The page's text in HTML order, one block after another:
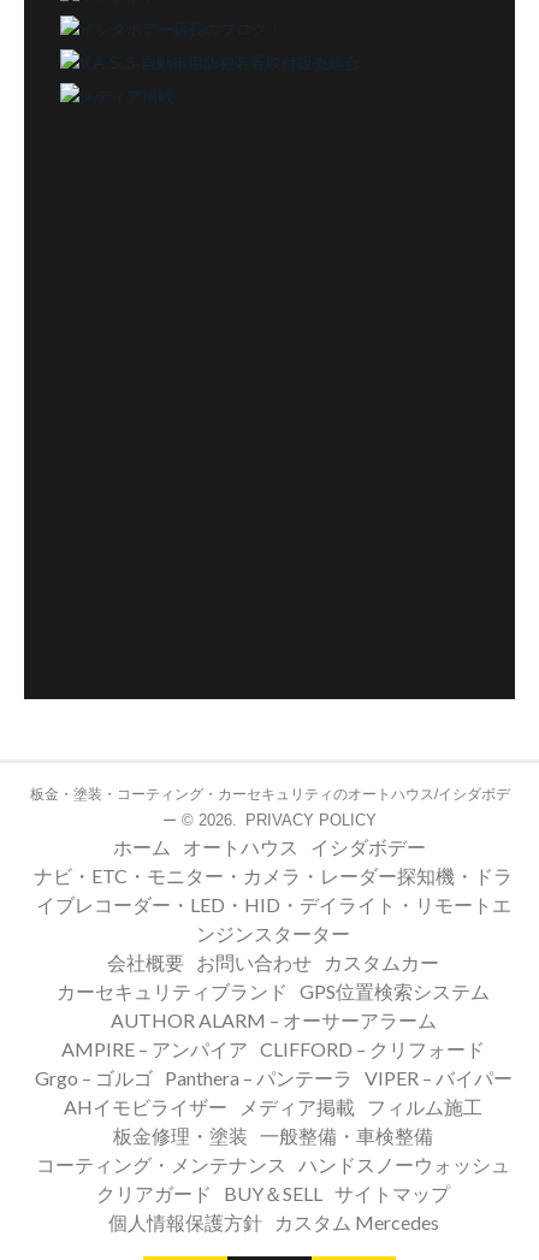
板金・塗装・コーティング・カーセキュリティのオートハウス/イシダボデ
ー © 2026. PRIVACY POLICY
ホーム オートハウス
イシダボデー
ナビ・ETC・モニター・カメラ・レーダー探知機・ドラ
イブレコーダー・LED・HID・デイライト・リモートエ
ンジンスターター
会社概要 お問い合わせ
カスタムカー
カーセキュリティブランド
GPS位置検索システム
AUTHOR ALARM – オーサーアラーム
AMPIRE – アンパイア CLIFFORD – クリフォード
Grgo – ゴルゴ
Panthera – パンテーラ
VIPER – バイパー
AHイモビライザー
メディア掲載
フィルム施工
板金修理・塗装 一般整備・車検整備
コーティング・メンテナンス
ハンドスノーウォッシュ
クリアガード
BUY＆SELL サイトマップ
個人情報保護方針
カスタム Mercedes